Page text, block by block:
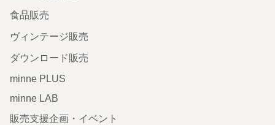
食品販売
ヴィンテージ販売
ダウンロード販売
minne PLUS
minne LAB
販売支援企画・イベント